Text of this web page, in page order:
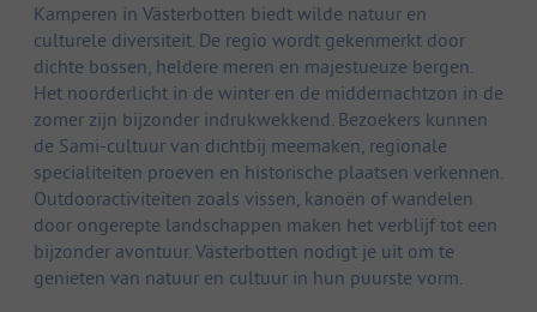
Kamperen in Västerbotten biedt wilde natuur en
culturele diversiteit. De regio wordt gekenmerkt door
dichte bossen, heldere meren en majestueuze bergen.
Het noorderlicht in de winter en de middernachtzon in de
zomer zijn bijzonder indrukwekkend. Bezoekers kunnen
de Sami-cultuur van dichtbij meemaken, regionale
specialiteiten proeven en historische plaatsen verkennen.
Outdooractiviteiten zoals vissen, kanoën of wandelen
door ongerepte landschappen maken het verblijf tot een
bijzonder avontuur. Västerbotten nodigt je uit om te
genieten van natuur en cultuur in hun puurste vorm.